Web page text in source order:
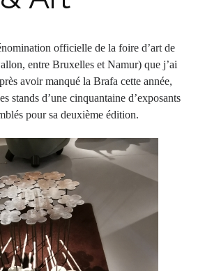
officielle de la foire d’art de
entre Bruxelles et Namur) que j’ai
avoir manqué la Brafa cette année,
stands d’une cinquantaine d’exposants
pour sa deuxième édition.